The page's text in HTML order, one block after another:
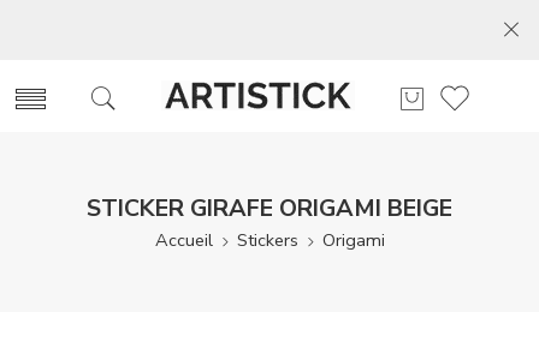
STICKER GIRAFE ORIGAMI BEIGE
Accueil Stickers Origami